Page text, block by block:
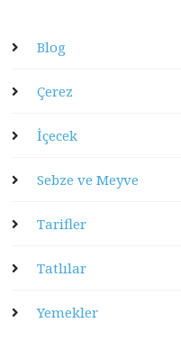
Blog
Çerez
İçecek
Sebze ve Meyve
Tarifler
Tatlılar
Yemekler